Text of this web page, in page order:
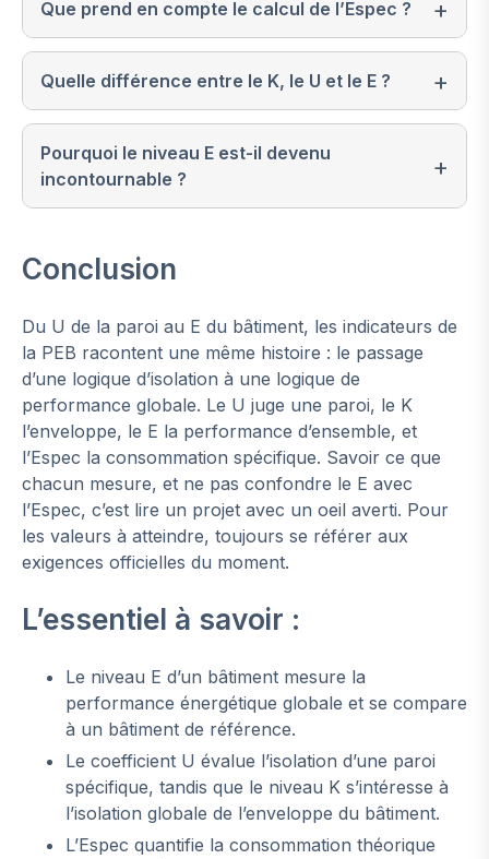
Que prend en compte le calcul de l’Espec ?
Quelle différence entre le K, le U et le E ?
Pourquoi le niveau E est-il devenu
incontournable ?
Conclusion
Du U de la paroi au E du bâtiment, les indicateurs de
la PEB racontent une même histoire : le passage
d’une logique d’isolation à une logique de
performance globale. Le U juge une paroi, le K
l’enveloppe, le E la performance d’ensemble, et
l’Espec la consommation spécifique. Savoir ce que
chacun mesure, et ne pas confondre le E avec
l’Espec, c’est lire un projet avec un oeil averti. Pour
les valeurs à atteindre, toujours se référer aux
exigences officielles du moment.
L’essentiel à savoir :
Le niveau E d’un bâtiment mesure la
performance énergétique globale et se compare
à un bâtiment de référence.
Le coefficient U évalue l’isolation d’une paroi
spécifique, tandis que le niveau K s’intéresse à
l’isolation globale de l’enveloppe du bâtiment.
L’Espec quantifie la consommation théorique